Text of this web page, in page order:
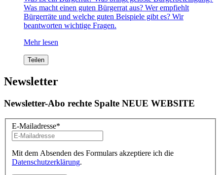
Was macht einen guten Bürgerrat aus? Wer empfiehlt
Bürgerräte und welche guten Beispiele gibt es? Wir
beantworten wichtige Fragen.
Mehr lesen
Teilen
Newsletter
Newsletter-Abo rechte Spalte NEUE WEBSITE
E-Mailadresse*
Mit dem Absenden des Formulars akzeptiere ich die
Datenschutzerklärung.